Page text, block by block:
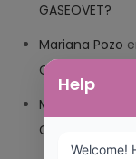
GASEOVET?
Mariana Pozo
COMPUESTO O
Mariana Pozo
COMPUESTO O
Help
Welcome!